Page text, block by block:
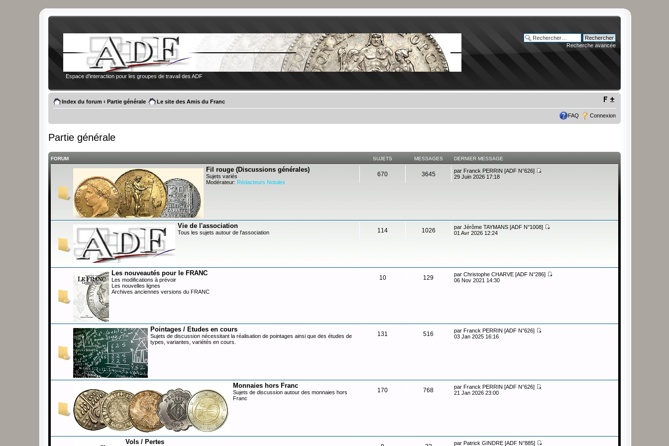
Espace d'interaction pour les groupes de travail des ADF
Recherche avancée
Index du forum ‹ Partie générale Le site des Amis du Franc
FAQ Connexion
Partie générale
FORUM SUJETS MESSAGES DERNIER MESSAGE
Fil rouge (Discussions générales)
Sujets variés
Modérateur: Rédacteurs Notules
670 3645 par Franck PERRIN [ADF N°626]
29 Juin 2026 17:18
Vie de l'association
Tous les sujets autour de l'association 114 1026 parJérôme TAYMANS [ADF N°1008]
01 Avr 2026 12:24
Les nouveautés pour le FRANC
Les modifications à prévoir
Les nouvelles lignes
Archives anciennes versions du FRANC
10 129 parChristophe CHARVE [ADF N°286]
06 Nov 2021 14:30
Pointages / Etudes en cours
Sujets de discussion nécessitant la réalisation de pointages ainsi que des études de
types, variantes, variétés en cours.
131 516 parFranck PERRIN [ADF N°626]
03 Jan 2025 16:16
Monnaies hors Franc
Sujets de discussion autour des monnaies hors
Franc
170 768 parFranck PERRIN [ADF N°626]
21 Jan 2026 23:00
Vols / Pertes parPatrick GINDRE [ADF N°885]